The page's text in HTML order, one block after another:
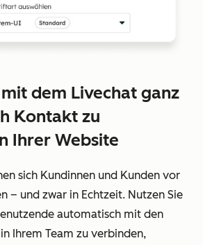
dem Livechat ganz
Kontakt zu
Ihrer Website
sich Kundinnen und Kunden vor
– und zwar in Echtzeit. Nutzen Sie
automatisch mit den
Ihrem Team zu verbinden,